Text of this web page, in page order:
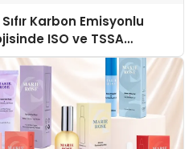
Karbon Emisyonlu
ISO ve TSSA